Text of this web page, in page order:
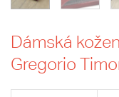
Dámská
Gregorio